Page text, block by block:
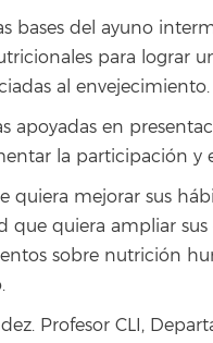
bases del ayuno
para lograr
al envejecimiento.
apoyadas en
la participación y
quiera mejorar sus
que quiera ampliar
sobre nutrición
Profesor CLI,